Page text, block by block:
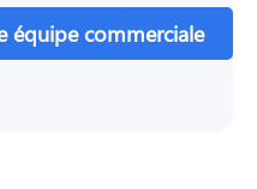
équipe commerciale